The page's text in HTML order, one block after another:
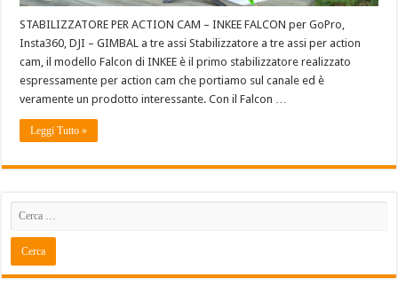
STABILIZZATORE PER ACTION CAM – INKEE FALCON per GoPro,
Insta360, DJI – GIMBAL a tre assi Stabilizzatore a tre assi per action
cam, il modello Falcon di INKEE è il primo stabilizzatore realizzato
espressamente per action cam che portiamo sul canale ed è
veramente un prodotto interessante. Con il Falcon …
Leggi Tutto »